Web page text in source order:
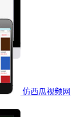
仿西瓜视频网